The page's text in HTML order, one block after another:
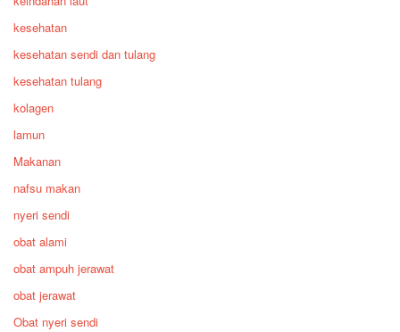
kesehatan
kesehatan sendi dan tulang
kesehatan tulang
kolagen
lamun
Makanan
nafsu makan
nyeri sendi
obat alami
obat ampuh jerawat
obat jerawat
Obat nyeri sendi